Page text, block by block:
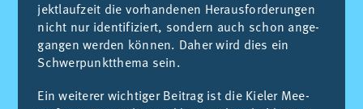
jekt­lauf­zeit die vor­han­de­nen Her­aus­for­de­run­gen
nicht nur iden­ti­fi­ziert, son­dern auch schon an­ge­
gan­gen wer­den kön­nen. Da­her wird dies ein
Schwer­punkt­the­ma sein.
Ein wei­te­rer wich­ti­ger Bei­trag ist die Kie­ler Mee­